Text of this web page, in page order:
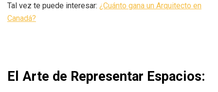
Tal vez te puede interesar: ¿Cuánto gana un Arquitecto en
Canadá?
El Arte de Representar Espacios: